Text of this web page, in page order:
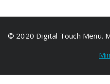
© 2020 Digital Touch Menu.